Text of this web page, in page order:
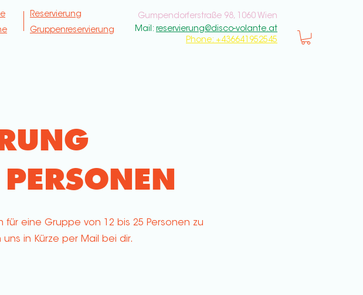
Gumpendorferstraße 98, 1060 Wien
Reservierung
Gruppenreservierung
Mail: reservierung@disco-volante.at
Phone: +436641952545
für eine Gruppe von 12 bis 25 Personen zu
in Kürze per Mail bei dir.